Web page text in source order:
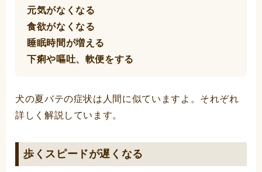
元気がなくなる
食欲がなくなる
睡眠時間が増える
下痢や嘔吐、軟便をする
犬の夏バテの症状は人間に似ていますよ。それぞれ
詳しく解説しています。
歩くスピードが遅くなる